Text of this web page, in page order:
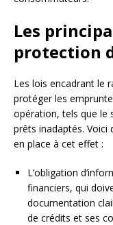
Les
protection
Les lois encadrant le
protéger les
opération, tels que le
prêts inadaptés. Voici
en place à cet effet :
L’obligation
financiers, qui
documentation
de crédits et ses